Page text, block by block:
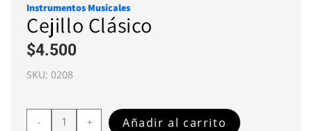
Instrumentos Musicales
Cejillo Clásico
$4.500
SKU: 0208
- + Añadir al carrito